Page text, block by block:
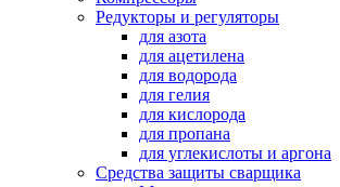
Редукторы и регуляторы
для азота
для ацетилена
для водорода
для гелия
для кислорода
для пропана
для углекислоты и аргона
Средства защиты сварщика